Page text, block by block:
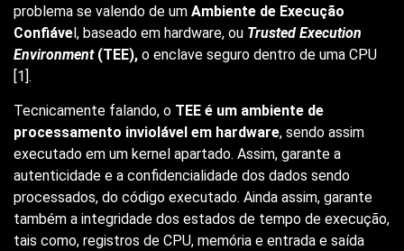
problema se valendo de um Ambiente de Execução
Confiável, baseado em hardware, ou Trusted Execution
Environment (TEE), o enclave seguro dentro de uma CPU
[1].
Tecnicamente falando, o TEE é um ambiente de
processamento inviolável em hardware, sendo assim
executado em um kernel apartado. Assim, garante a
autenticidade e a confidencialidade dos dados sendo
processados, do código executado. Ainda assim, garante
também a integridade dos estados de tempo de execução,
tais como, registros de CPU, memória e entrada e saída